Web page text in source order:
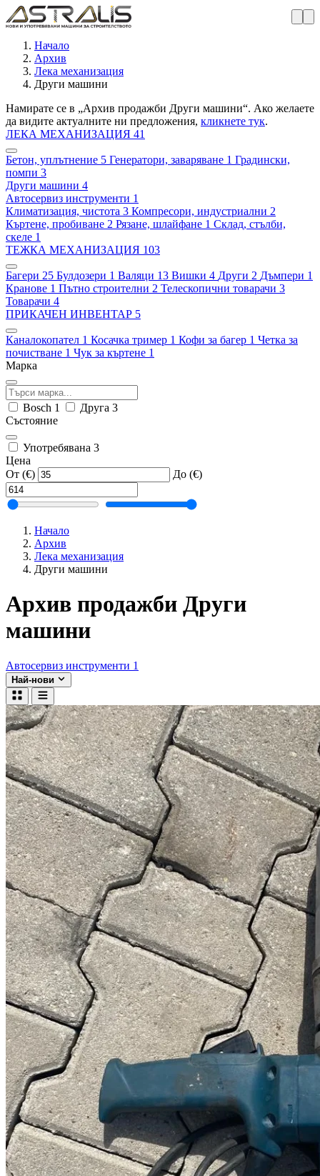
Начало
Архив
Лека механизация
Други машини
Намирате се в „Архив продажби Други машини“. Ако желаете
да видите актуалните ни предложения, кликнете тук.
ЛЕКА МЕХАНИЗАЦИЯ 41
Бетон, уплътнение 5 Генератори, заваряване 1 Градински,
помпи 3
Други машини 4
Автосервиз инструменти 1
Климатизация, чистота 3 Компресори, индустриални 2
Къртене, пробиване 2 Рязане, шлайфане 1 Склад, стълби,
скеле 1
ТЕЖКА МЕХАНИЗАЦИЯ 103
Багери 25 Булдозери 1 Валяци 13 Вишки 4 Други 2 Дъмпери 1
Кранове 1 Пътно строителни 2 Телескопични товарачи 3
Товарачи 4
ПРИКАЧЕН ИНВЕНТАР 5
Каналокопател 1 Косачка тример 1 Кофи за багер 1 Четка за
почистване 1 Чук за къртене 1
Марка
Bosch 1 Друга 3
Състояние
Употребявана 3
Цена
От (€)
До (€)
Начало
Архив
Лека механизация
Други машини
Архив продажби Други
машини
Автосервиз инструменти 1
Най-нови